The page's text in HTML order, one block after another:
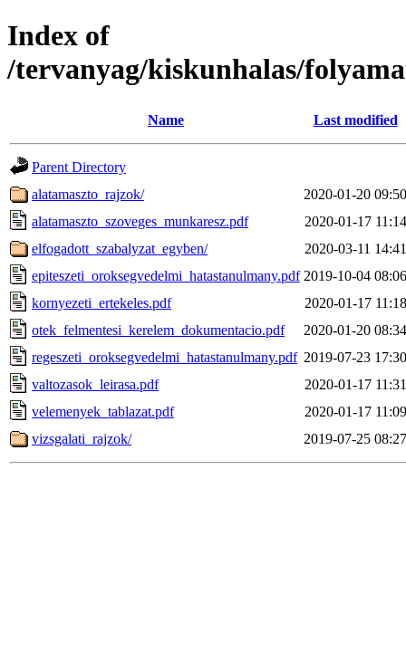
Index of
/tervanyag/kiskunhalas/
Name Last modified
Parent Directory
alatamaszto_rajzok/
2020-01-20 09:50
alatamaszto_szoveges_munkaresz.pdf
2020-01-17 11:14
elfogadott_szabalyzat_egyben/
2020-03-11 14:41
epiteszeti_oroksegvedelmi_hatastanulmany.pdf 2019-10-04 08:06
kornyezeti_ertekeles.pdf
2020-01-17 11:18
otek_felmentesi_kerelem_dokumentacio.pdf
2020-01-20 08:34
regeszeti_oroksegvedelmi_hatastanulmany.pdf 2019-07-23 17:30
valtozasok_leirasa.pdf
2020-01-17 11:31
velemenyek_tablazat.pdf
2020-01-17 11:09
vizsgalati_rajzok/
2019-07-25 08:27